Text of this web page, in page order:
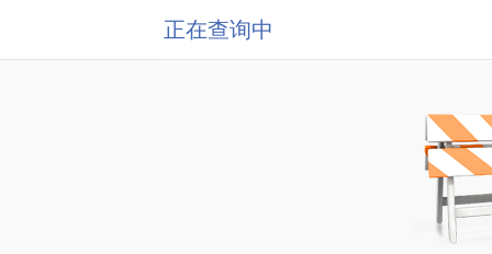
正在查询中